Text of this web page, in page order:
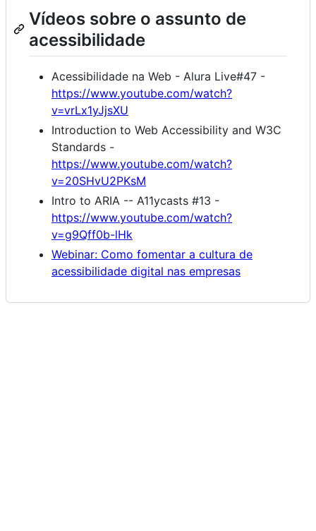
Vídeos sobre o assunto de
acessibilidade
Acessibilidade na Web - Alura Live#47 -
https://www.youtube.com/watch?
v=vrLx1yJjsXU
Introduction to Web Accessibility and W3C
Standards -
https://www.youtube.com/watch?
v=20SHvU2PKsM
Intro to ARIA -- A11ycasts #13 -
https://www.youtube.com/watch?
v=g9Qff0b-lHk
Webinar: Como fomentar a cultura de
acessibilidade digital nas empresas